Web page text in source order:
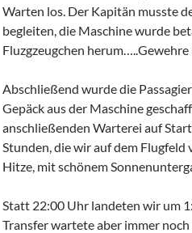
Warten los. Der Kapitän musste
begleiten, die Maschine wurde
Fluzgzeugchen
Abschließend wurde die
Gepäck aus der Maschine
anschließenden Warterei auf
Stunden, die wir auf dem
Hitze, mit schönem
Statt 22:00 Uhr landeten wir um
Transfer wartete aber immer